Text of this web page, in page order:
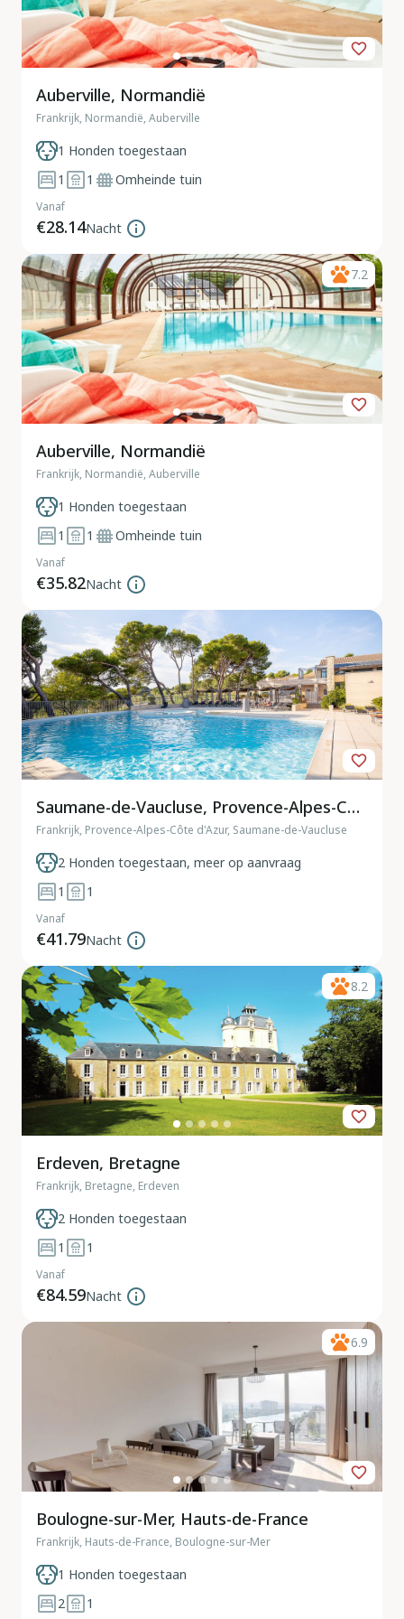
Auberville, Normandië
Frankrijk, Normandië, Auberville
1 Honden toegestaan
1
1 Omheinde tuin
Vanaf
€28.14Nacht
7.2
Auberville, Normandië
Frankrijk, Normandië, Auberville
1 Honden toegestaan
1
1 Omheinde tuin
Vanaf
€35.82Nacht
Saumane-de-Vaucluse, Provence-Alpes-Côte d'Azur
Frankrijk, Provence-Alpes-Côte d'Azur, Saumane-de-Vaucluse
2 Honden toegestaan, meer op aanvraag
1
1
Vanaf
€41.79Nacht
8.2
Erdeven, Bretagne
Frankrijk, Bretagne, Erdeven
2 Honden toegestaan
1
1
Vanaf
€84.59Nacht
6.9
Boulogne-sur-Mer, Hauts-de-France
Frankrijk, Hauts-de-France, Boulogne-sur-Mer
1 Honden toegestaan
2
1